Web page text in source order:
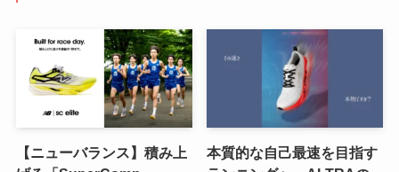
【ニューバランス】積み上
本質的な自己最速を目指す